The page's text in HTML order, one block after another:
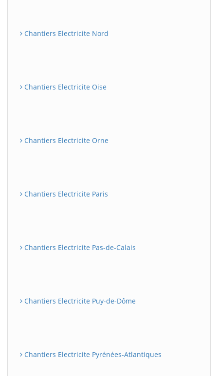
Chantiers Electricite Nord
Chantiers Electricite Oise
Chantiers Electricite Orne
Chantiers Electricite Paris
Chantiers Electricite Pas-de-Calais
Chantiers Electricite Puy-de-Dôme
Chantiers Electricite Pyrénées-Atlantiques